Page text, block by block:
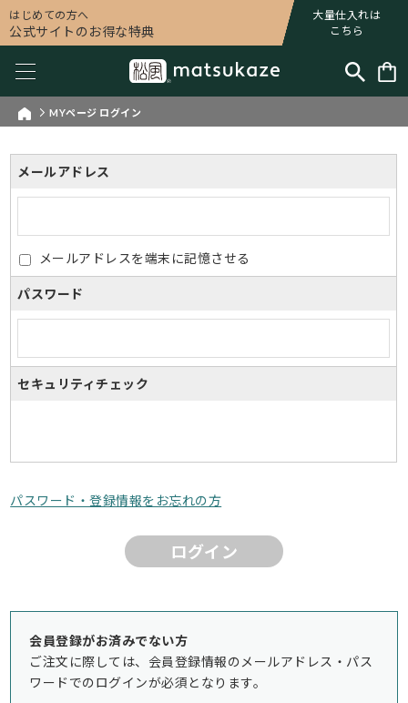
はじめての方へ
公式サイトのお得な特典
大量仕入れは
こちら
MYページ ログイン
メールアドレス
メールアドレスを端末に記憶させる
パスワード
セキュリティチェック
パスワード・登録情報をお忘れの方
ログイン
会員登録がお済みでない方
ご注文に際しては、会員登録情報のメールアドレス・パス
ワードでのログインが必須となります。